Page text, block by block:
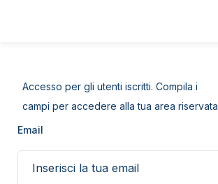
Accesso per gli utenti iscritti. Compila i
campi per accedere alla tua area riservata
Email